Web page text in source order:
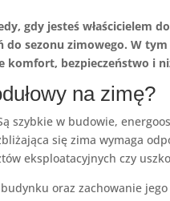
gdy jesteś właścicielem
sezonu zimowego. W
komfort, bezpieczeństwo i
na zimę?
szybkie w budowie,
się zima wymaga
eksploatacyjnych czy
oraz zachowanie